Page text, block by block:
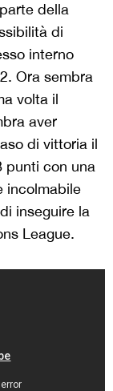
della
di
interno
Ora sembra
volta il
aver
di vittoria il
punti con una
incolmabile
inseguire la
League.